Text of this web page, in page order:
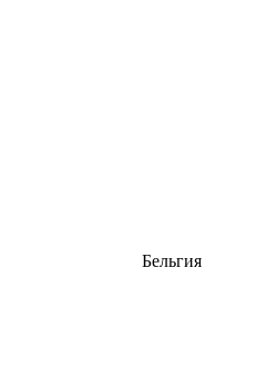
Бельгия